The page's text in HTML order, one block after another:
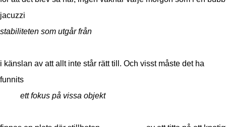
jacuzzi
stabiliteten som utgår från
i känslan av att allt inte står rätt till. Och visst måste
funnits
ett fokus på vissa objekt